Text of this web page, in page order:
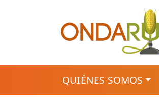
NAVEGACIÓN
QUIÉNES SOMOS